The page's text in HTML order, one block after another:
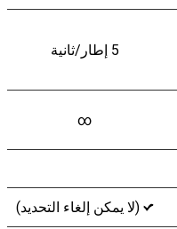
5 إطار/ثانية
∞
L (لا يمكن إلغاء التحديد)